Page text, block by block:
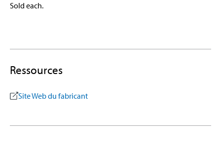
Sold each.
Ressources
Site Web du fabricant